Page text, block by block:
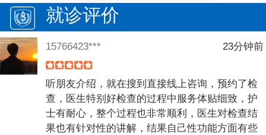
就诊评价
15766423*** 23分钟前
听朋友介绍，就在搜到直接线上咨询，预约了检
查，医生特别好检查的过程中服务体贴细致，护
士有耐心，整个过程也非常顺利，医生对检查结
果也有针对性的讲解，结果自己性功能方面有些